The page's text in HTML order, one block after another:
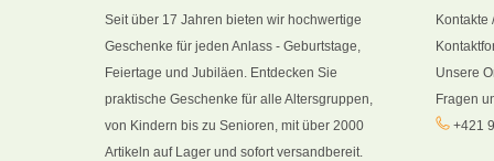
Seit über 17 Jahren bieten wir hochwertige
Geschenke für jeden Anlass - Geburtstage,
Feiertage und Jubiläen. Entdecken Sie
praktische Geschenke für alle Altersgruppen,
von Kindern bis zu Senioren, mit über 2000
Artikeln auf Lager und sofort versandbereit.
Kontakte
Unsere
Fragen
+421